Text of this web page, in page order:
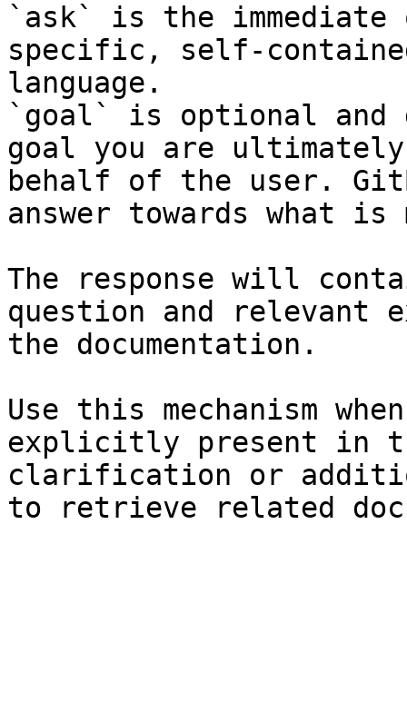
`ask` is the
specific, self-
language.
`goal` is optional and
goal you are
behalf of the user.
answer towards what
The response will
question and relevant
the documentation.
Use this mechanism
explicitly present in
clarification or